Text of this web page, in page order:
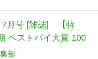
7月号 [雑誌] 【特
ベストバイ大賞 100
部